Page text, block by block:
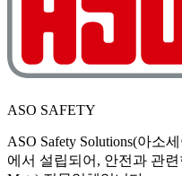
ASO SAFETY
ASO Safety Solutions(아소
에서 설립되어, 안전과 관련